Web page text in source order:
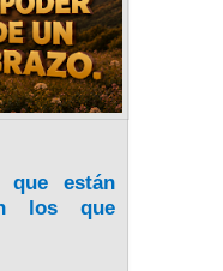
que están
los que